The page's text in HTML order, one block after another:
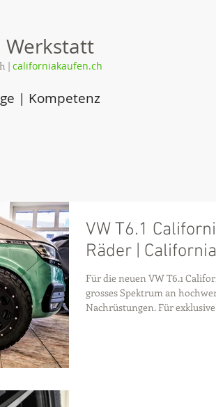
Werkstatt
| californiakaufen.ch
| Kompetenz
VW T6.1
Räder |
Für die neuen VW T6.1
grosses Spektrum an
Nachrüstungen. Für